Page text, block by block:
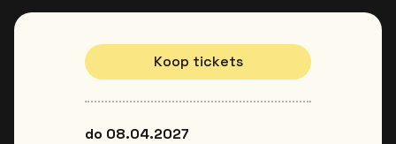
Koop tickets
do 08.04.2027